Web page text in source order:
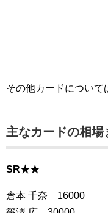
その他カードについて
主なカードの相場
SR★★
倉本 千奈 16000